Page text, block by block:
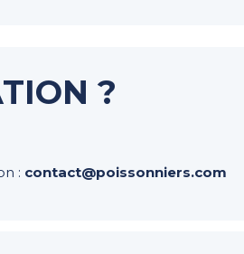
?
: contact@poissonniers.com